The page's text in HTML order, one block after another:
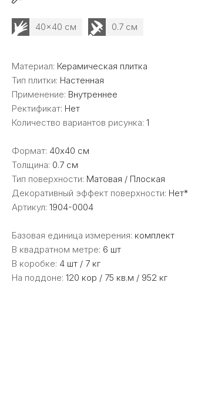
40x40 см 0.7 см
Материал: Керамическая плитка
Тип плитки: Настенная
Применение: Внутреннее
Ректификат: Нет
Количество вариантов рисунка: 1
Формат: 40x40 см
Толщина: 0.7 см
Тип поверхности: Матовая / Плоская
Декоративный эффект поверхности: Нет*
Артикул: 1904-0004
Базовая единица измерения: комплект
В квадратном метре: 6 шт
В коробке: 4 шт / 7 кг
На поддоне: 120 кор / 75 кв.м / 952 кг